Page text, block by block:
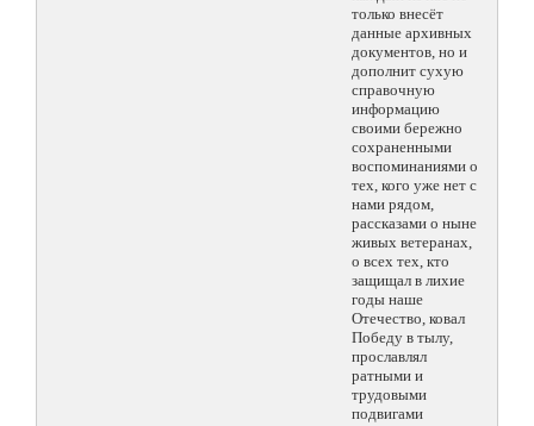
только внесёт
данные архивных
документов, но и
дополнит сухую
справочную
информацию
своими бережно
сохраненными
воспоминаниями о
тех, кого уже нет с
нами рядом,
рассказами о ныне
живых ветеранах,
о всех тех, кто
защищал в лихие
годы наше
Отечество, ковал
Победу в тылу,
прославлял
ратными и
трудовыми
подвигами